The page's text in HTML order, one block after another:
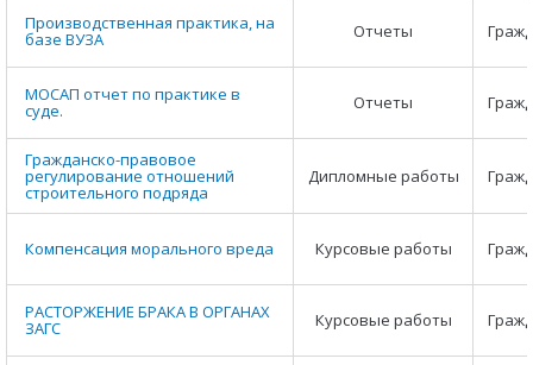
Производственная практика, на
базе ВУЗА Отчеты
МОСАП отчет по практике в
суде. Отчеты
Гражданско-правовое
регулирование отношений
строительного подряда
Дипломные работы
Компенсация морального вреда Курсовые работы
РАСТОРЖЕНИЕ БРАКА В ОРГАНАХ
ЗАГС Курсовые работы